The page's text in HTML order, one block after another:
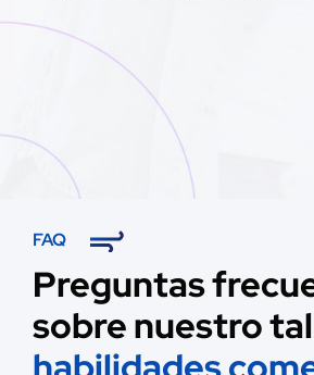
FAQ
Preguntas
sobre nuestro